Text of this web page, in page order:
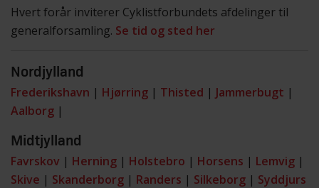
Hvert forår inviterer Cyklistforbundets afdelinger til
generalforsamling. Se tid og sted her
Nordjylland
Frederikshavn | Hjørring | Thisted | Jammerbugt |
Aalborg |
Midtjylland
Favrskov | Herning | Holstebro | Horsens | Lemvig |
Skive | Skanderborg | Randers | Silkeborg | Syddjurs